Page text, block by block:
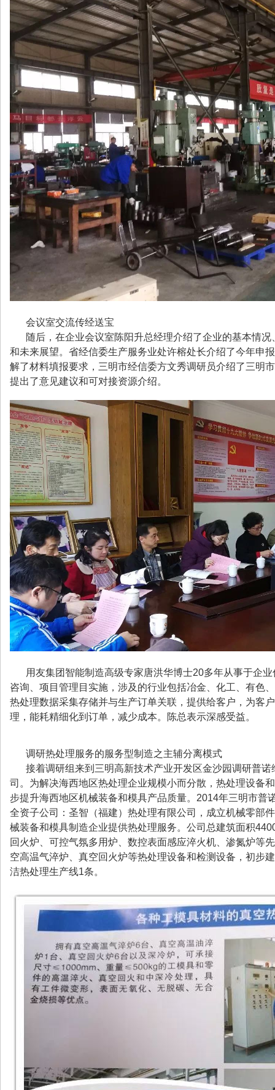
会议室交流传经送宝
随后，在企业会议室陈阳升总经理介绍了企业的基本情
和未来展望。省经信委生产服务业处许榕处长介绍了今年申
解了材料填报要求，三明市经信委方文秀调研员介绍了三明
提出了意见建议和可对接资源介绍。
用友集团智能制造高级专家唐洪华博士20多年从事于企
咨询、项目管理目实施，涉及的行业包括冶金、化工、有色
热处理数据采集存储并与生产订单关联，提供给客户，为客
理，能耗精细化到订单，减少成本。陈总表示深感受益。
调研热处理服务的服务型制造之主辅分离模式
接着调研组来到三明高新技术产业开发区金沙园调研普
司。为解决海西地区热处理企业规模小而分散，热处理设备
步提升海西地区机械装备和模具产品质量。2014年三明市普
全资子公司：圣智（福建）热处理有限公司，成立机械零部
械装备和模具制造企业提供热处理服务。公司总建筑面积
回火炉、可控气氛多用炉、数控表面感应淬火机、渗氮炉等
空高温气淬炉、真空回火炉等热处理设备和检测设备，初步
洁热处理生产线1条。